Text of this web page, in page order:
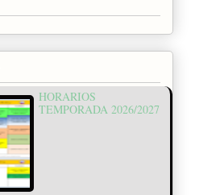
HORARIOS
TEMPORADA 2026/2027